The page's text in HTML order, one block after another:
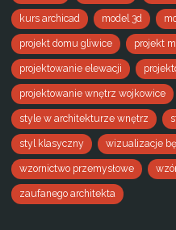
kurs archicad model 3d
projekt domu gliwice projekt
projektowanie elewacji
projektowanie wnętrz wojkowice
style w architekturze wnętrz
styl klasyczny wizualizacje
wzornictwo przemysłowe
zaufanego architekta